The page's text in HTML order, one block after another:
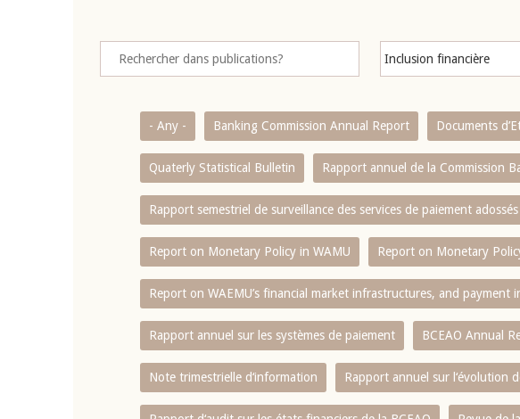
- Any - Banking Commission Annual Report Documents
Quaterly Statistical Bulletin Rapport annuel de la Commission
Rapport semestriel de surveillance des services de paiement
Report on Monetary Policy in WAMU Report on Monetary
Report on WAEMU’s financial market infrastructures, and payment
Rapport annuel sur les systèmes de paiement BCEAO Annual
Note trimestrielle d‘information Rapport annuel sur l‘évolution